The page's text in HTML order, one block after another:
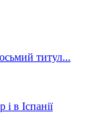
в Іспанії